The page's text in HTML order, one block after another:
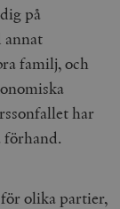
på
familj, och
har
förhand.
för olika partier,